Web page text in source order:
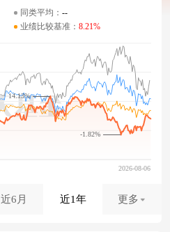
同类平均： --
业绩比较基准： 8.21%
-1.82%
14.13%
近6月 近1年 更多